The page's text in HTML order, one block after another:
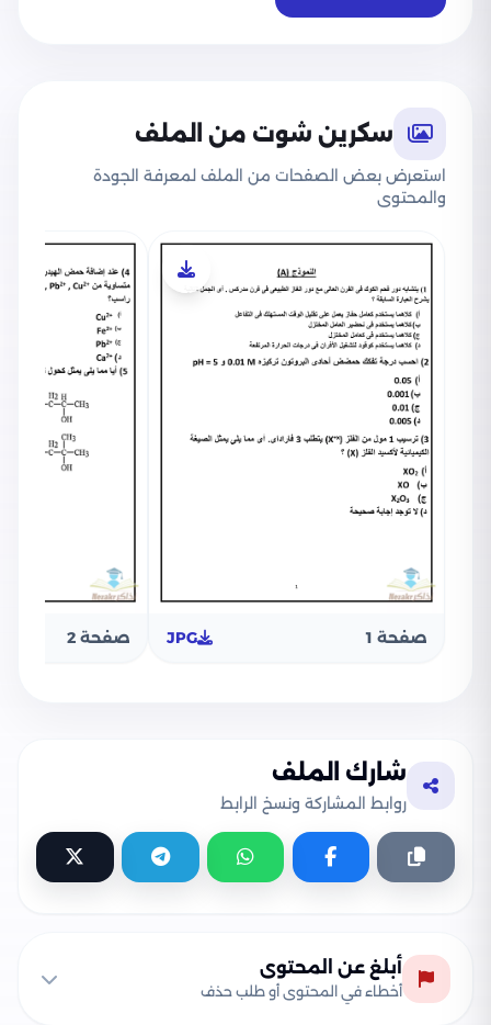
الثانوي 2025 بصيغة PDF
نموذج الامتحان الاسترشادي الأول في الكيمياء
نموذج الامتحان الاسترشادي الثاني في الكيمياء
للصف الثالث الثانوي 2025 بصيغة PDF من وزارة
التربية والتعليم
سكرين شوت من الملف
استعرض بعض الصفحات من الملف لمعرفة الجودة
والمحتوى
صفحة 1 JPG صفحة 2
شارك الملف
روابط المشاركة ونسخ الرابط
أبلغ عن المحتوى
أخطاء في المحتوى أو طلب حذف